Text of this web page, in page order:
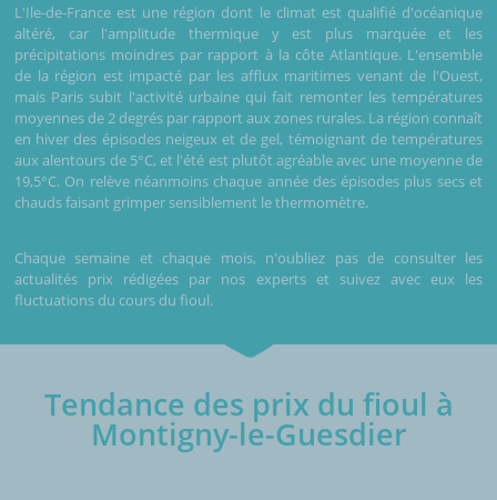
L'Ile-de-France est une région dont le climat est qualifié d'océanique
altéré, car l'amplitude thermique y est plus marquée et les
précipitations moindres par rapport à la côte Atlantique. L'ensemble
de la région est impacté par les afflux maritimes venant de l'Ouest,
mais Paris subit l'activité urbaine qui fait remonter les températures
moyennes de 2 degrés par rapport aux zones rurales. La région connaît
en hiver des épisodes neigeux et de gel, témoignant de températures
aux alentours de 5°C, et l'été est plutôt agréable avec une moyenne de
19,5°C. On relève néanmoins chaque année des épisodes plus secs et
chauds faisant grimper sensiblement le thermomètre.
Chaque semaine et chaque mois, n'oubliez pas de consulter les
actualités prix rédigées par nos experts et suivez avec eux les
fluctuations du cours du fioul.
Tendance des prix du fioul à
Montigny-le-Guesdier